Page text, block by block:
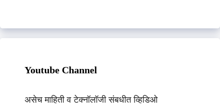
Youtube Channel
असेच माहिती व टेक्नॉलॉजी संबधीत व्हिडिओ